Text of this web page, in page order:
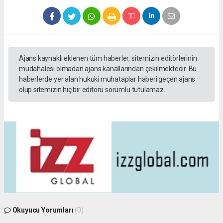
Ajans kaynaklı eklenen tüm haberler, sitemizin editörlerinin
müdahalesi olmadan ajans kanallarından çekilmektedir. Bu
haberlerde yer alan hukuki muhataplar haberi geçen ajans
olup sitemizin hiç bir editörü sorumlu tutulamaz.
Okuyucu Yorumları (0)